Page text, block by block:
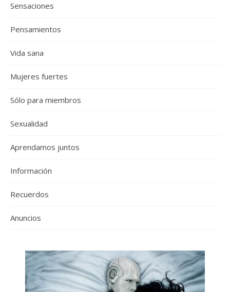
Sensaciones
Pensamientos
Vida sana
Mujeres fuertes
Sólo para miembros
Sexualidad
Aprendamos juntos
Información
Recuerdos
Anuncios